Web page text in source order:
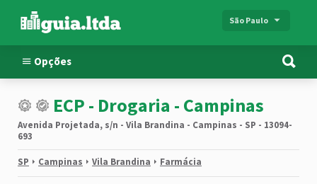
São Paulo
Opções
ECP - Drogaria - Campinas
Avenida Projetada, s/n - Vila Brandina - Campinas - SP - 13094-
693
SP Campinas Vila Brandina Farmácia